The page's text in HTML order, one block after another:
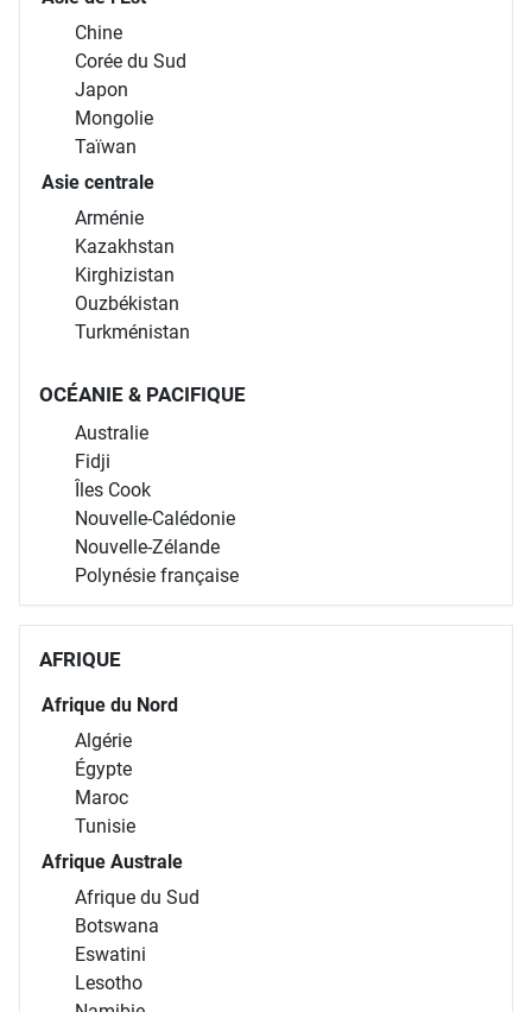
Chine
Corée du Sud
Japon
Mongolie
Taïwan
Asie centrale
Arménie
Kazakhstan
Kirghizistan
Ouzbékistan
Turkménistan
OCÉANIE & PACIFIQUE
Australie
Fidji
Îles Cook
Nouvelle-Calédonie
Nouvelle-Zélande
Polynésie française
AFRIQUE
Afrique du Nord
Algérie
Égypte
Maroc
Tunisie
Afrique Australe
Afrique du Sud
Botswana
Eswatini
Lesotho